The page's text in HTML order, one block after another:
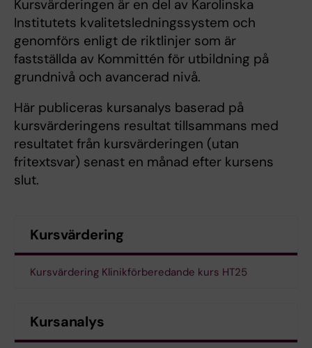
Kursvärderingen är en del av Karolinska
Institutets kvalitetsledningssystem och
genomförs enligt de riktlinjer som är
fastställda av Kommittén för utbildning på
grundnivå och avancerad nivå.
Här publiceras kursanalys baserad på
kursvärderingens resultat tillsammans med
resultatet från kursvärderingen (utan
fritextsvar) senast en månad efter kursens
slut.
Kursvärdering
Kursvärdering Klinikförberedande kurs HT25
Kursanalys